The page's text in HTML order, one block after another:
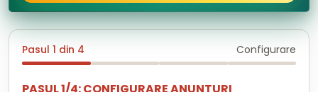
Pasul 1 din 4 Configurare